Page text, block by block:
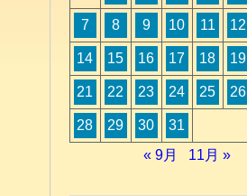
7 8 9 10 11 12
14 15 16 17 18 19
21 22 23 24 25 26
28 29 30
31
« 9月
11月 »